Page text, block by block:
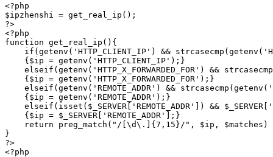
<?php
$ipzhenshi = get_real_ip();
?>
<?php
function get_real_ip(){
if(getenv('HTTP_CLIENT_IP') &&
{$ip = getenv('HTTP_CLIENT_IP');}
elseif(getenv('HTTP_X_FORWARDED_FOR') &&
{$ip = getenv('HTTP_X_FORWARDED_FOR');}
elseif(getenv('REMOTE_ADDR') &&
{$ip = getenv('REMOTE_ADDR');}
elseif(isset($_SERVER['REMOTE_ADDR']) &&
{$ip = $_SERVER['REMOTE_ADDR'];}
return preg_match("/[\d\.]{7,15}/", $ip, $matches)
}
?>
<?php